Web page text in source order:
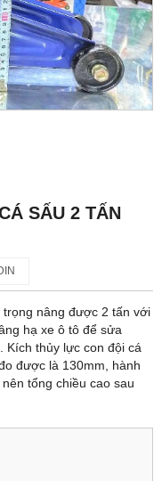
SẤU 2 TẤN
nâng được 2 tấn với
hạ xe ô tô để sửa
Kích thủy lực con đội cá
được là 130mm, hành
tổng chiều cao sau